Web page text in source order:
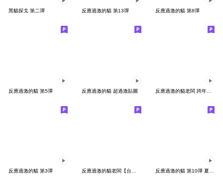
黑貓探戈 第二彈 反應過激的貓 第13彈 反應過激的貓 第8彈
反應過激的貓 第5彈 反應過激的貓 超過激貼圖 反應過激的貓老闆 跨年貼圖
反應過激的貓 第3彈 反應過激的貓 第10彈 夏季篇